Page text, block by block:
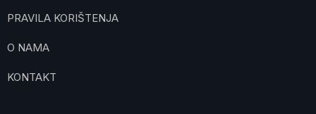
PRAVILA KORIŠTENJA
O NAMA
KONTAKT